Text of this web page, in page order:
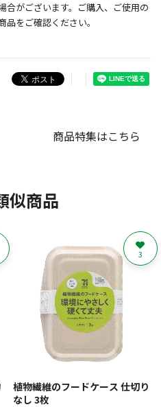
合がございます。ご購入、ご使用の
をご確認ください。
商品特集はこちら
似商品
植物繊維のフードケース 仕切り
なし 3枚
3